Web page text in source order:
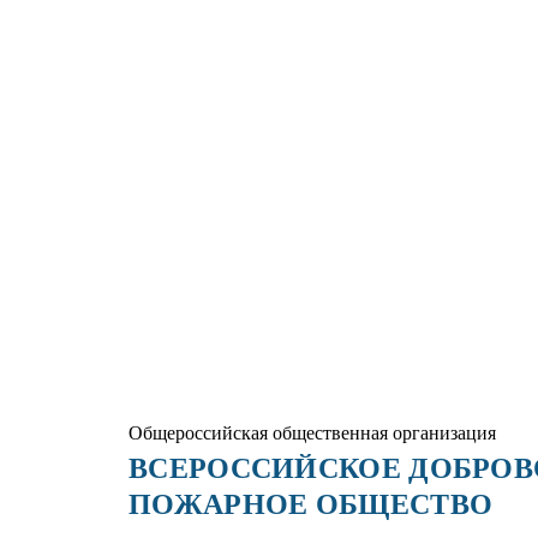
Общероссийская общественная организация
ВСЕРОССИЙСКОЕ
ПОЖАРНОЕ ОБЩЕСТВО